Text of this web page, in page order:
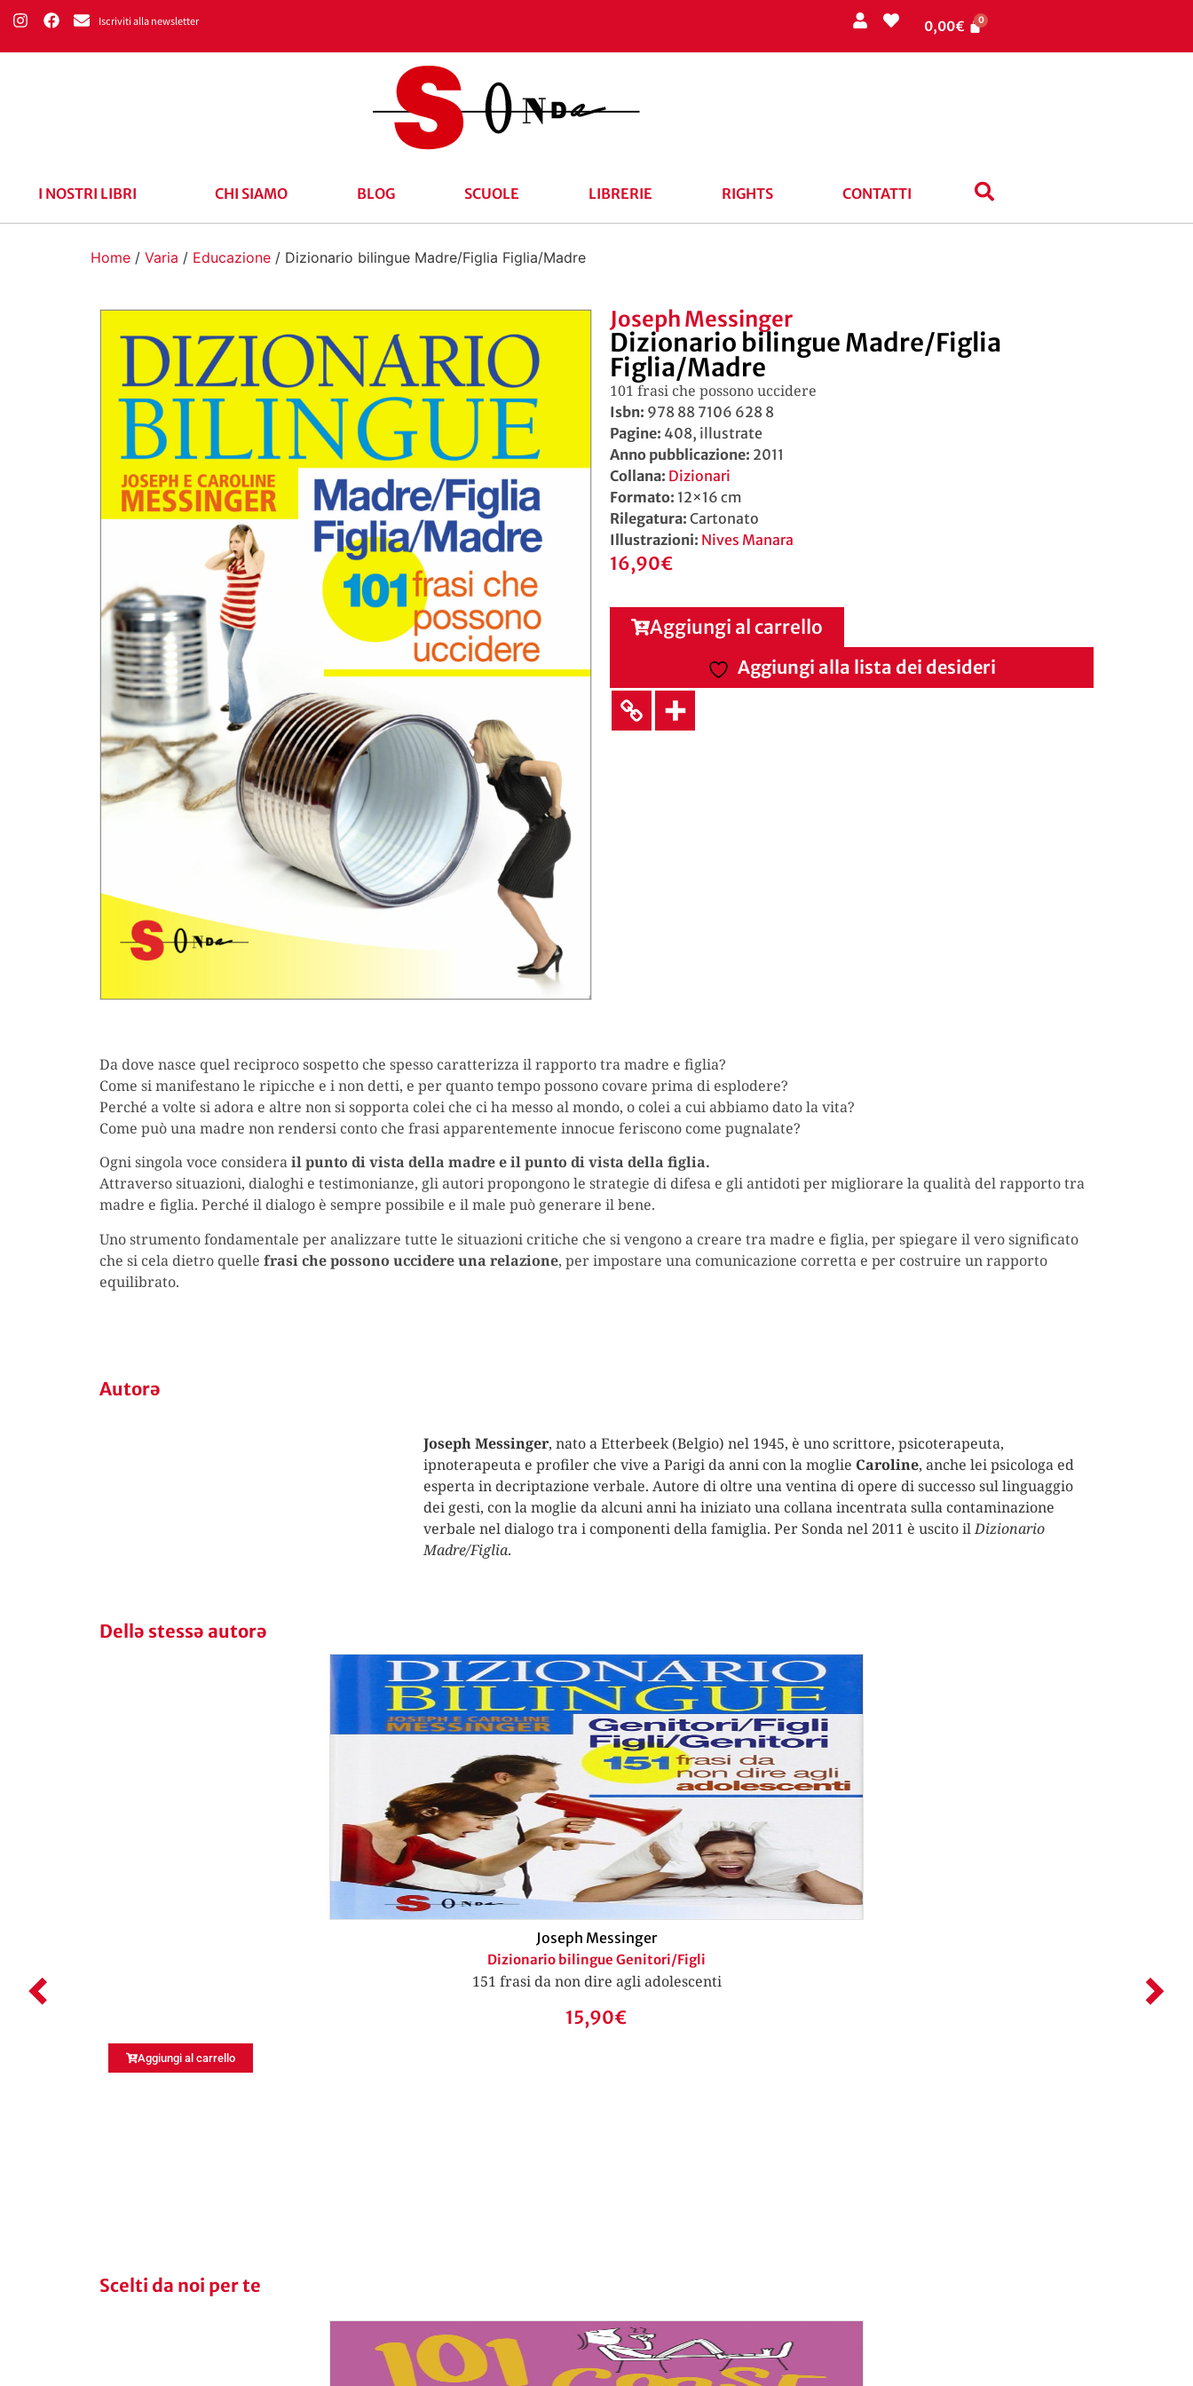
Iscriviti alla newsletter 0,00€
I NOSTRI LIBRI CHI SIAMO BLOG SCUOLE LIBRERIE RIGHTS CONTATTI
Home / Varia / Educazione / Dizionario bilingue Madre/Figlia Figlia/Madre
Joseph Messinger
Dizionario bilingue Madre/Figlia
Figlia/Madre
101 frasi che possono uccidere
Isbn: 978 88 7106 628 8
Pagine: 408, illustrate
Anno pubblicazione: 2011
Collana: Dizionari
Formato: 12×16 cm
Rilegatura: Cartonato
Illustrazioni: Nives Manara
16,90€
Aggiungi al carrello
Aggiungi alla lista dei desideri
Da dove nasce quel reciproco sospetto che spesso caratterizza il rapporto tra madre e figlia?
Come si manifestano le ripicche e i non detti, e per quanto tempo possono covare prima di esplodere?
Perché a volte si adora e altre non si sopporta colei che ci ha messo al mondo, o colei a cui abbiamo dato la vita?
Come può una madre non rendersi conto che frasi apparentemente innocue feriscono come pugnalate?
Ogni singola voce considerail punto di vista della madre e il punto di vista della figlia.
Attraverso situazioni, dialoghi e testimonianze, gli autori propongono le strategie di difesa e gli antidoti per migliorare la qualità del rapporto tra
madre e figlia. Perché il dialogo è sempre possibile e il male può generare il bene.
Uno strumento fondamentale per analizzare tutte le situazioni critiche che si vengono a creare tra madre e figlia, per spiegare il vero significato
che si cela dietro quelle frasi che possono uccidere una relazione, per impostare una comunicazione corretta e per costruire un rapporto
equilibrato.
Autorə
Joseph Messinger, nato a Etterbeek (Belgio) nel 1945, è uno scrittore, psicoterapeuta,
ipnoterapeuta e profiler che vive a Parigi da anni con la moglie Caroline, anche lei psicologa ed
esperta in decriptazione verbale. Autore di oltre una ventina di opere di successo sul linguaggio
dei gesti, con la moglie da alcuni anni ha iniziato una collana incentrata sulla contaminazione
verbale nel dialogo tra i componenti della famiglia. Per Sonda nel 2011 è uscito ilDizionario
Madre/Figlia.
Dellə stessə autorə
Joseph Messinger
Dizionario bilingue Genitori/Figli
151 frasi da non dire agli adolescenti
15,90€
Aggiungi al carrello
Scelti da noi per te